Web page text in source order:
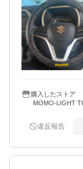
購入したストア
MOMO-LIGHT
違反報告